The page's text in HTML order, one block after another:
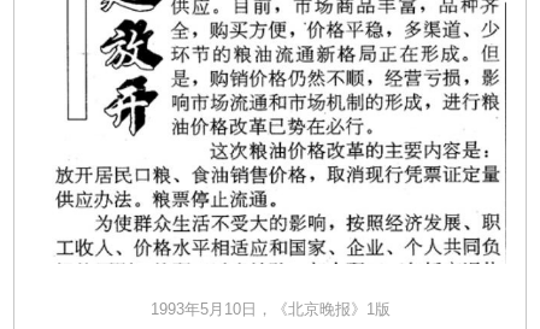
1993年5月10日，《北京晚报》1版